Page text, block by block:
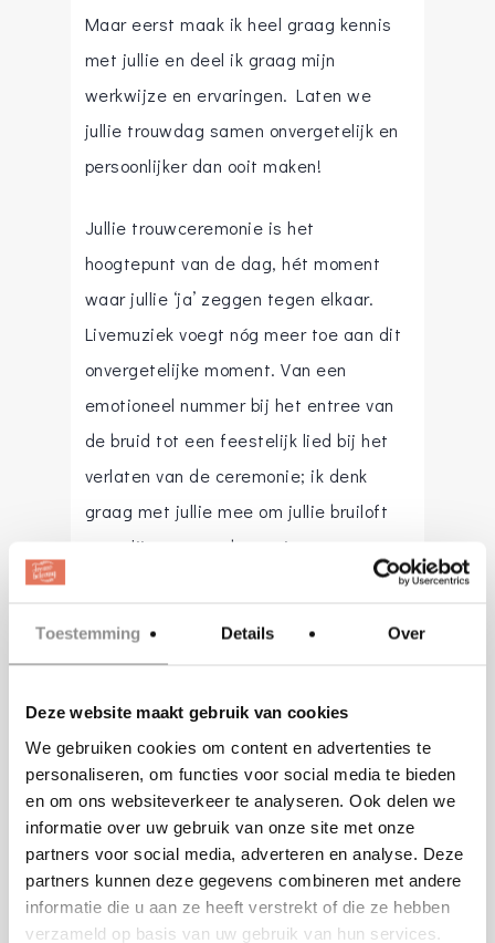
Toestemming Details Over
Deze website maakt gebruik van cookies
We gebruiken cookies om content en advertenties te
personaliseren, om functies voor social media te bieden
en om ons websiteverkeer te analyseren. Ook delen we
informatie over uw gebruik van onze site met onze
partners voor social media, adverteren en analyse. Deze
partners kunnen deze gegevens combineren met andere
informatie die u aan ze heeft verstrekt of die ze hebben
verzameld op basis van uw gebruik van hun services.
Maar eerst maak ik heel graag kennis
met jullie en deel ik graag mijn
werkwijze en ervaringen. Laten we
jullie trouwdag samen onvergetelijk en
persoonlijker dan ooit maken!
Jullie trouwceremonie is het
hoogtepunt van de dag, hét moment
waar jullie ‘ja’ zeggen tegen elkaar.
Livemuziek voegt nóg meer toe aan dit
onvergetelijke moment. Van een
emotioneel nummer bij het entree van
de bruid tot een feestelijk lied bij het
verlaten van de ceremonie; ik denk
graag met jullie mee om jullie bruiloft
te omlijsten met de mooiste en meest
Wist je dat livemuziek ook praktische
kleden we uit tot intieme akoestische
nummers en de lengte van een lied
stemmen we af op het moment. De
woorden van de trouwambtenaar
vloeien moeiteloos over in de muziek
die we spelen… Zo zorg ik er voor dat
alles perfect op elkaar aansluit en jullie